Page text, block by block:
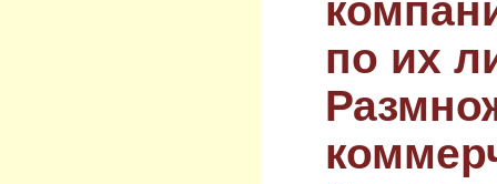
по их